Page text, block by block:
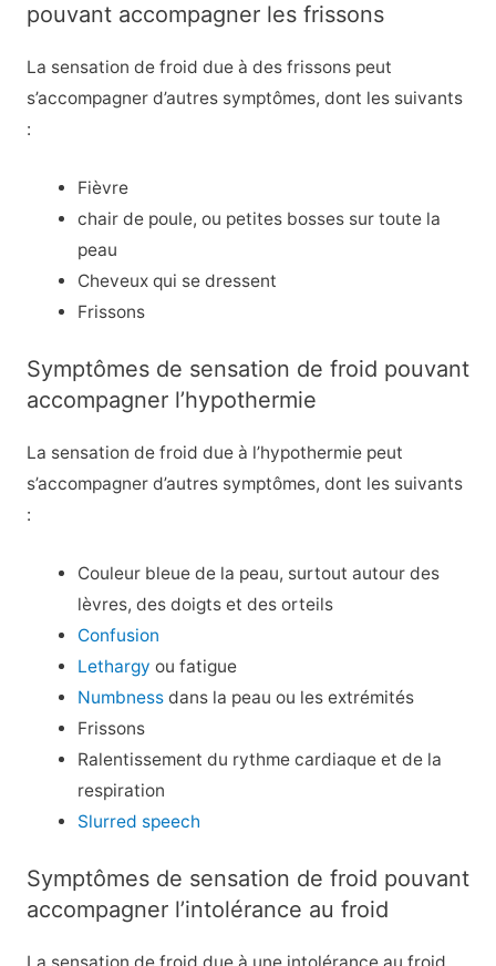
pouvant accompagner les frissons
La sensation de froid due à des frissons peut
s’accompagner d’autres symptômes, dont les suivants
:
Fièvre
chair de poule, ou petites bosses sur toute la
peau
Cheveux qui se dressent
Frissons
Symptômes de sensation de froid pouvant
accompagner l’hypothermie
La sensation de froid due à l’hypothermie peut
s’accompagner d’autres symptômes, dont les suivants
:
Couleur bleue de la peau, surtout autour des
lèvres, des doigts et des orteils
Confusion
Lethargy ou fatigue
Numbness dans la peau ou les extrémités
Frissons
Ralentissement du rythme cardiaque et de la
respiration
Slurred speech
Symptômes de sensation de froid pouvant
accompagner l’intolérance au froid